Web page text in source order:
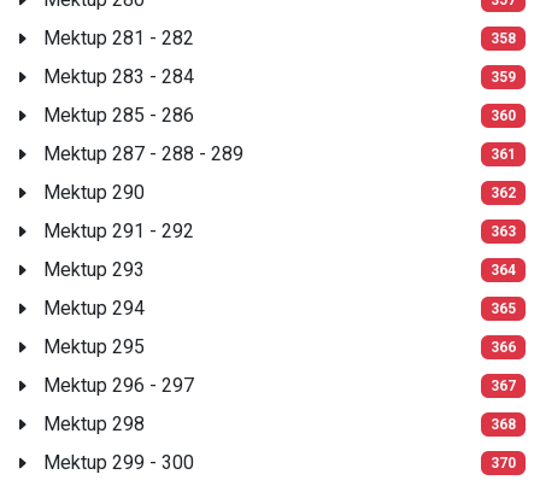
Mektup 281 - 282 358
Mektup 283 - 284 359
Mektup 285 - 286 360
Mektup 287 - 288 - 289 361
Mektup 290 362
Mektup 291 - 292 363
Mektup 293 364
Mektup 294 365
Mektup 295 366
Mektup 296 - 297 367
Mektup 298 368
Mektup 299 - 300 370